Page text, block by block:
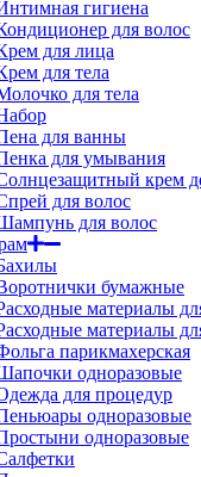
гигиена
для волос
для лица
для тела
для тела
для ванны
для умывания
крем
для волос
для волос
бумажные
материалы
материалы
парикмахерская
одноразовые
для процедур
одноразовые
одноразовые